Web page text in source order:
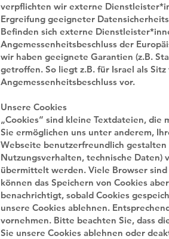
verpflichten wir externe
Ergreifung geeigneter
Befinden sich externe
Angemessenheitsbeschluss der
wir haben geeignete Garantien (z.B.
getroffen. So liegt z.B. für Israel als
Angemessenheitsbeschluss vor.
Unsere Cookies
„Cookies“ sind kleine Textdateien,
Sie ermöglichen uns unter anderem,
Webseite benutzerfreundlich gestalten
Nutzungsverhalten, technische
übermittelt werden. Viele Browser
können das Speichern von Cookies
benachrichtigt, sobald Cookies
unsere Cookies ablehnen.
vornehmen. Bitte beachten Sie, dass
Sie unsere Cookies ablehnen oder